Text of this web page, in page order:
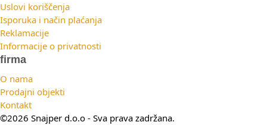
Uslovi koriščenja
Isporuka i način plaćanja
Reklamacije
Informacije o privatnosti
firma
O nama
Prodajni objekti
Kontakt
©2026 Snajper d.o.o - Sva prava zadržana.